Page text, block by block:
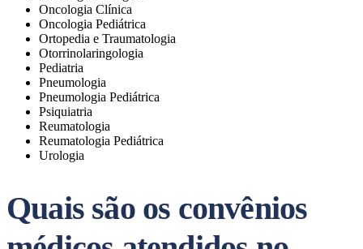
Oncologia Clínica
Oncologia Pediátrica
Ortopedia e Traumatologia
Otorrinolaringologia
Pediatria
Pneumologia
Pneumologia Pediátrica
Psiquiatria
Reumatologia
Reumatologia Pediátrica
Urologia
Quais são os convênios